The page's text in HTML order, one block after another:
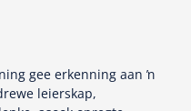
gee erkenning aan ŉ
leierskap,